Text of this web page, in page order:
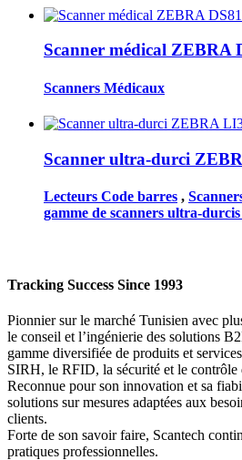
Scanner médical ZEBRA
Scanners Médicaux
Scanner ultra-durci
Lecteurs Code barres ,
gamme de scanners ultra-
Tracking Success Since 1993
Pionnier sur le marché Tunisien avec
le conseil et l’ingénierie des solutions
gamme diversifiée de produits et
SIRH, le RFID, la sécurité et le contrôle
Reconnue pour son innovation et sa
solutions sur mesures adaptées aux
clients.
Forte de son savoir faire, Scantech
pratiques professionnelles.